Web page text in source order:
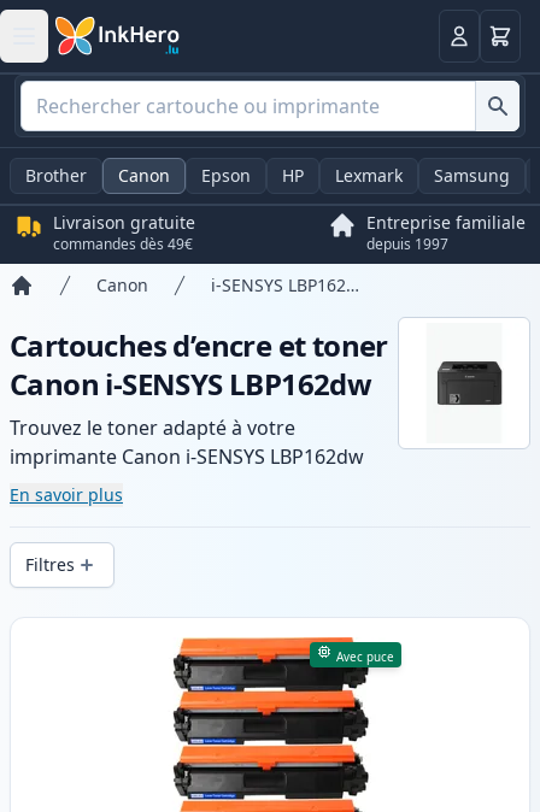
Panier
Brother Canon Epson HP Lexmark Samsung
Livraison gratuite
commandes dès 49€
Entreprise familiale
depuis 1997
Canon i-SENSYS LBP162dw
Cartouches d’encre et toner
Canon i-SENSYS LBP162dw
Trouvez le toner adapté à votre
imprimante Canon i-SENSYS LBP162dw
avec notre gamme de cartouches
compatibles et haute capacité. Profitez
d’une qualité d’impression constante et
d’une livraison rapide depuis un stock
En savoir plus
Filtres
Produits
Avec puce